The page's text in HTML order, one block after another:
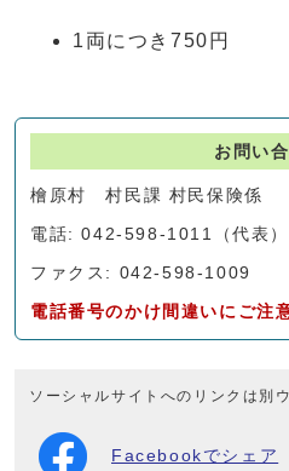
1両につき750円
お問い
檜原村 村民課 村民保険係
電話: 042-598-1011（代表
ファクス: 042-598-1009
電話番号のかけ間違いにご注
ソーシャルサイトへのリンクは別
Facebookでシェア